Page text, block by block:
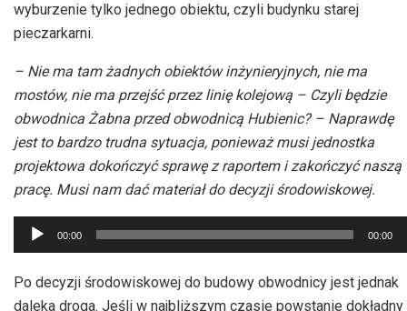
wyburzenie tylko jednego obiektu, czyli budynku starej
pieczarkarni.
– Nie ma tam żadnych obiektów inżynieryjnych, nie ma
mostów, nie ma przejść przez linię kolejową – Czyli będzie
obwodnica Żabna przed obwodnicą Hubienic? – Naprawdę
jest to bardzo trudna sytuacja, ponieważ musi jednostka
projektowa dokończyć sprawę z raportem i zakończyć naszą
pracę. Musi nam dać materiał do decyzji środowiskowej.
Odtwarzacz
plików
dźwiękowych
00:00 00:00
Po decyzji środowiskowej do budowy obwodnicy jest jednak
daleka droga. Jeśli w najbliższym czasie powstanie dokładny